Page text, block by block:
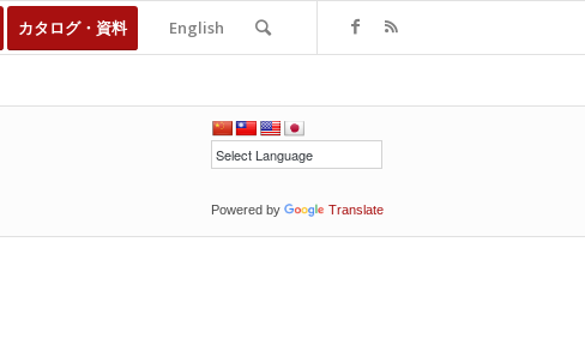
カタログ・資料 English
Powered by Translate